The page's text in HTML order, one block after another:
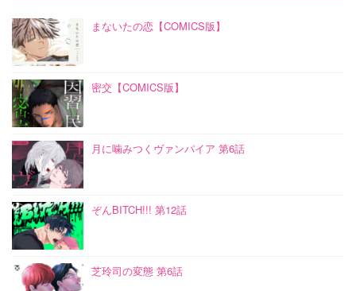
まないたの恋【COMICS版】
密交【COMICS版】
月に噛みつくヴァンパイア 第6話
ぞんBITCH!!! 第12話
芝玲司の変態 第6話